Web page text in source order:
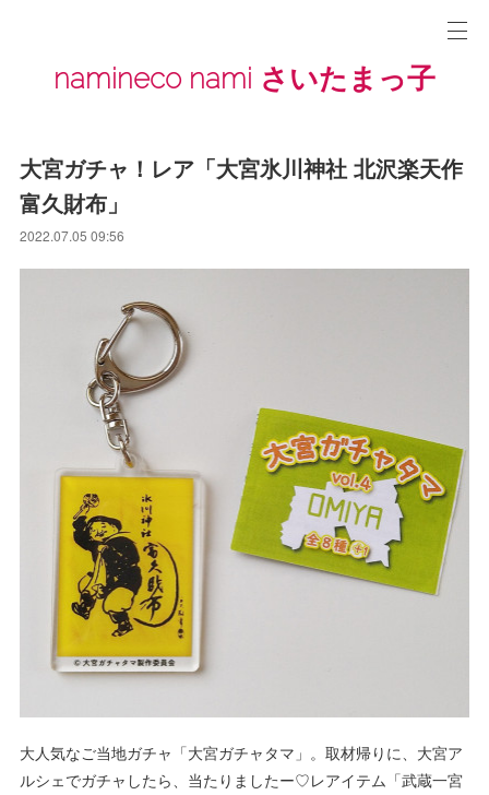
namineco nami さいたまっ子
大宮ガチャ！レア「大宮氷川神社 北沢楽天作
富久財布」
2022.07.05 09:56
大人気なご当地ガチャ「大宮ガチャタマ」。取材帰りに、大宮ア
ルシェでガチャしたら、当たりましたー♡レアイテム「武蔵一宮